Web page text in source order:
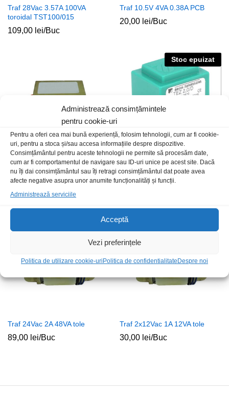
Administrează consimțămintele
pentru cookie-uri
Pentru a oferi cea mai bună experiență, folosim tehnologii, cum ar fi cookie-
uri, pentru a stoca și/sau accesa informațiile despre dispozitive.
Consimțământul pentru aceste tehnologii ne permite să procesăm date,
cum ar fi comportamentul de navigare sau ID-uri unice pe acest site. Dacă
nu îți dai consimțământul sau îți retragi consimțământul dat poate avea
afecte negative asupra unor anumite funcționalități și funcții.
Administrează serviciile
Acceptă
Vezi preferințele
Politica de utilizare cookie-uriPolitica de confidentialitateDespre noi
Traf 28Vac 3.57A 100VA
toroidal TST100/015
109,00 lei/Buc
Traf 10.5V 4VA 0.38A PCB
20,00 lei/Buc
Traf 2x12Vac 5A 60VA tole
139,00lei/Buc
Stoc epuizat
Traf 2x18Vac 2×0.44A 16VA
capsulat PCB
Stoc epuizat
Traf 24Vac 2A 48VA tole
89,00 lei/Buc
Traf 2x12Vac 1A 12VA tole
30,00 lei/Buc